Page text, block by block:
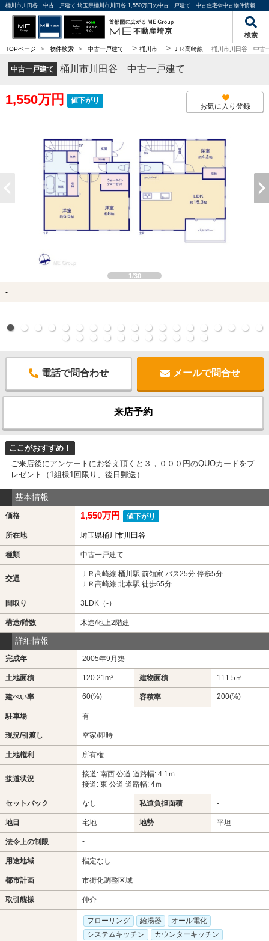
桶川市川田谷 中古一戸建て 埼玉県桶川市川田谷 1,550万円の中古一戸建て｜中古住宅や中古物件情報｜ME不動産埼京
検索
TOPページ > 物件検索 > 中古一戸建て > 桶川市 > ＪＲ高崎線 桶川市川田谷 中古
中古一戸建て 桶川市川田谷 中古一戸建て
1,550万円 値下がり
お気に入り登録
1/30
-
電話で問合わせ メールで問合せ
来店予約
ここがおすすめ！
ご来店後にアンケートにお答え頂くと３，０００円のQUOカードをプ
レゼント（1組様1回限り、後日郵送）
基本情報
価格 1,550万円 値下がり
所在地 埼玉県桶川市川田谷
種類 中古一戸建て
交通
ＪＲ高崎線 桶川駅 前領家 バス25分 停歩5分
ＪＲ高崎線 北本駅 徒歩65分
間取り 3LDK（-）
構造/階数 木造/地上2階建
詳細情報
完成年 2005年9月築
土地面積 120.21m² 建物面積 111.5㎡
建ぺい率 60(%) 容積率 200(%)
駐車場 有
現況/引渡し 空家/即時
土地権利 所有権
接道状況
接道: 南西 公道 道路幅: 4.1ｍ
接道: 東 公道 道路幅: 4ｍ
セットバック なし 私道負担面積 -
地目 宅地 地勢 平坦
法令上の制限 -
用途地域 指定なし
都市計画 市街化調整区域
取引態様 仲介
フローリング 給湯器
オール電化
システムキッチン
カウンターキッチン